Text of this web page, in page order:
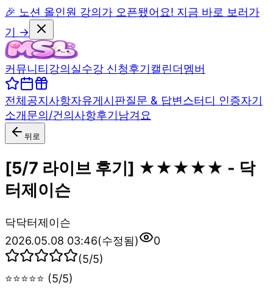
🎉 노션 올인원 강의가 오픈됐어요! 지금 바로 보러가
기 →
커뮤니티강의실수강 신청후기캘린더멤버
전체공지사항자유게시판질문 & 답변스터디 인증자기
소개문의/건의사항후기남겨요
뒤로
[5/7 라이브 후기] ★★★★★ - 닥
터제이슨
닥닥터제이슨
2026.05.08 03:46(수정됨)
0
(5/5)
⭐⭐⭐⭐⭐ (5/5)